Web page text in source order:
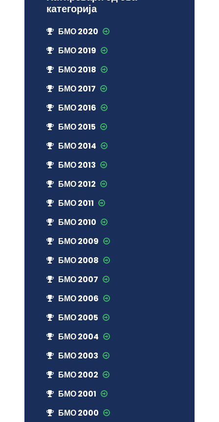
категорија
БМО 2020
БМО 2019
БМО 2018
БМО 2017
БМО 2016
БМО 2015
БМО 2014
БМО 2013
БМО 2012
БМО 2011
БМО 2010
БМО 2009
БМО 2008
БМО 2007
БМО 2006
БМО 2005
БМО 2004
БМО 2003
БМО 2002
БМО 2001
БМО 2000